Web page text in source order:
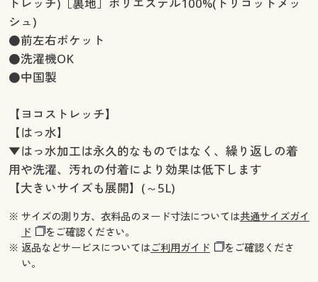
シュ)
●前左右ポケット
●洗濯機OK
●中国製
【ヨコストレッチ】
【はっ水】
▼はっ水加工は永久的なものではなく、繰り返しの着
用や洗濯、汚れの付着により効果は低下します
【大きいサイズも展開】(～5L)
※ サイズの測り方、衣料品のヌード寸法については共通サイズガイ
ド
をご確認ください。
※ 返品などサービスについてはご利用ガイド
をご確認くださ
い。